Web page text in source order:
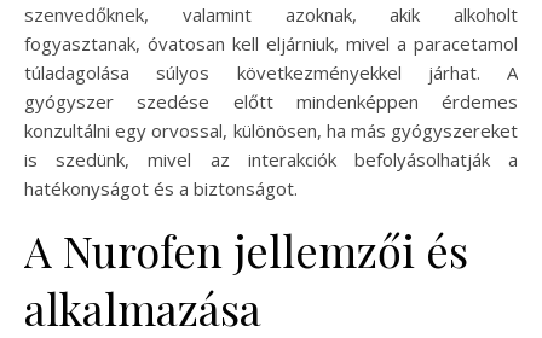
szenvedőknek, valamint azoknak, akik alkoholt
fogyasztanak, óvatosan kell eljárniuk, mivel a paracetamol
túladagolása súlyos következményekkel járhat. A
gyógyszer szedése előtt mindenképpen érdemes
konzultálni egy orvossal, különösen, ha más gyógyszereket
is szedünk, mivel az interakciók befolyásolhatják a
hatékonyságot és a biztonságot.
A Nurofen jellemzői és
alkalmazása